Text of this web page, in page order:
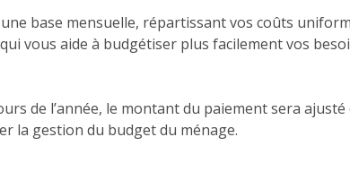
base mensuelle, répartissant vos coûts
vous aide à budgétiser plus facilement vos
de l’année, le montant du paiement sera
la gestion du budget du ménage.